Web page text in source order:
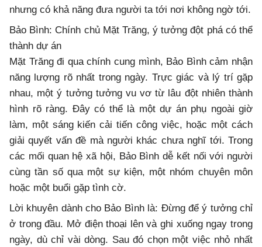
nhưng có khả năng đưa người ta tới nơi không ngờ tới.
Bảo Bình: Chính chủ Mặt Trăng, ý tưởng đột phá có thể
thành dự án
Mặt Trăng đi qua chính cung mình, Bảo Bình cảm nhận
năng lượng rõ nhất trong ngày. Trực giác và lý trí gặp
nhau, một ý tưởng tưởng vu vơ từ lâu đột nhiên thành
hình rõ ràng. Đây có thể là một dự án phụ ngoài giờ
làm, một sáng kiến cải tiến công việc, hoặc một cách
giải quyết vấn đề mà người khác chưa nghĩ tới. Trong
các mối quan hệ xã hội, Bảo Bình dễ kết nối với người
cùng tần số qua một sự kiện, một nhóm chuyên môn
hoặc một buổi gặp tình cờ.
Lời khuyên dành cho Bảo Bình là: Đừng để ý tưởng chỉ
ở trong đầu. Mở điện thoại lên và ghi xuống ngay trong
ngày, dù chỉ vài dòng. Sau đó chọn một việc nhỏ nhất